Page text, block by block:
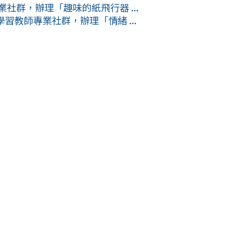
社群，辦理「趣味的紙飛行器 ...
教師專業社群，辦理「情緒 ...